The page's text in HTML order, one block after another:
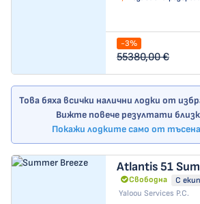
-3%
55380,00 €
Това бяха всички налични лодки от
Вижте повече резултати
Покажи лодките само от
Atlantis 51
Свободна
С
Yaloou Services P.C.